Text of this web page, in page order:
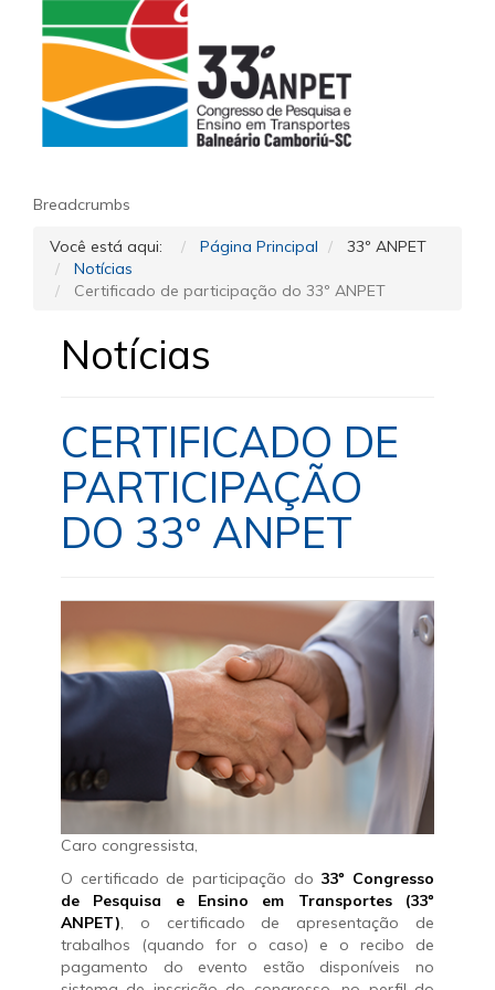
Breadcrumbs
Você está aqui: Página Principal
33º ANPET
Notícias
Certificado de participação do 33º ANPET
Notícias
CERTIFICADO DE
PARTICIPAÇÃO
DO 33º ANPET
Caro congressista,
O certificado de participação do 33º Congresso
de Pesquisa e Ensino em Transportes (33º
ANPET), o certificado de apresentação de
trabalhos (quando for o caso) e o recibo de
pagamento do evento estão disponíveis no